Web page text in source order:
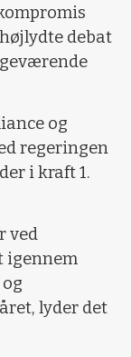
debat
og
regeringen
i kraft 1.
ved
igennem
lyder det